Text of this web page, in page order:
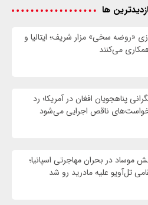
ها
«روضه سخی» مزار شریف؛ ایتالیا و
می‌کنند
پناهجویان افغان در آمریکا؛ رد
ناقص اجرایی می‌شود
موساد در بحران مهاجرتی اسپانیا؛
تل‌آویو علیه مادرید رو شد